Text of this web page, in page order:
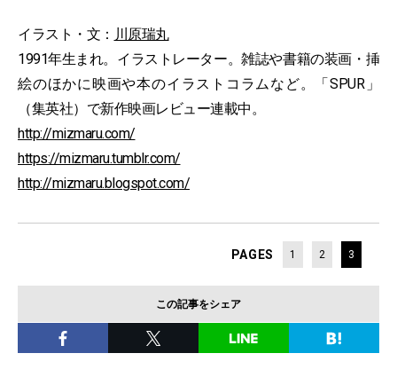
イラスト・文： 川原瑞丸
1991年生まれ。イラストレーター。雑誌や書籍の装画・挿
絵のほかに映画や本のイラストコラムなど。「SPUR」
（集英社）で新作映画レビュー連載中。
http://mizmaru.com/
https://mizmaru.tumblr.com/
http://mizmaru.blogspot.com/
PAGES 1 2 3
この記事をシェア